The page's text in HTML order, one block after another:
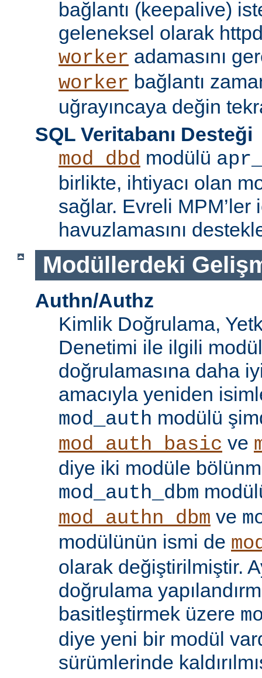
bağlantı (keepalive)
geleneksel olarak
worker adamasını
worker bağlantı
uğrayıncaya değin
SQL Veritabanı Desteği
mod_dbd modülü
birlikte, ihtiyacı olan
sağlar. Evreli MPM’ler
havuzlamasını
Modüllerdeki
Authn/Authz
Kimlik Doğrulama,
Denetimi ile ilgili
doğrulamasına daha
amacıyla yeniden
mod_auth modülü
mod_auth_basic ve
diye iki modüle
mod_auth_dbm
mod_authn_dbm ve
modülünün ismi de
olarak değiştirilmiştir.
doğrulama
basitleştirmek üzere
diye yeni bir modül
sürümlerinde